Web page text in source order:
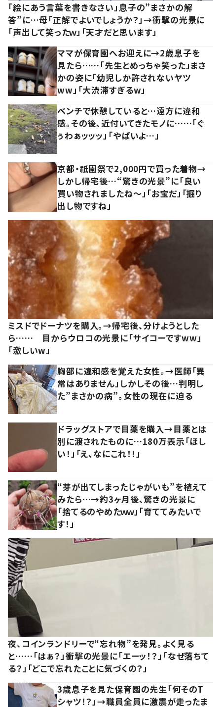
「絵にあう言葉を書きなさい」息子の”まさかの解
答”に…母「正解でよいでしょうか？」→衝撃の光景に
「声出して笑ったｗ」「天才だと思います」
ママが保育園へお迎えに→2歳息子を
見たら……「先生とめっちゃ笑った」まさ
かの姿に「幼児しか許されないヤツ
ww」「大渋滞すぎるw」
ベンチで休憩していると…遠方に違和
感。その後、近付いてきたモノに……「ぐ
ぅわぁッッッ」「やばいよ…」
京都・祇園祭で2,000円で買った着物→
しかし帰宅後…“驚きの光景”に「良い
買い物されましたね～」「お宝だ」「掘り
出し物ですね」
ミスドでドーナツを購入。→帰宅後、分けようとした
ら…… 目からウロコの光景に「サイコーですww」
「激しいw」
胸部に違和感を覚えた女性。→医師「異
常はありません」しかしその後…判明し
た”まさかの病”。女性の現在に迫る
ドラッグストアで目薬を購入→目薬とは
別に渡されたものに…180万表示「ほし
い！」「え、なにこれ！！」
“芽が出てしまったじゃがいも”を植えて
みたら…→約3ヶ月後、驚きの光景に
「捨てるのやめたｗｗ」「育ててみたいで
す！」
夜、コインランドリーで“忘れ物”を発見。よく見る
と……「はぁ？」衝撃の光景に「エーッ！？」「なぜ落ちて
る？」「どこで忘れたことに気づくの？」
3歳息子を見た保育園の先生「何そのT
シャツ！？」→職員全員に激震が走ったま